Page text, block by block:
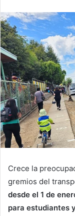
Crece la
gremios del
desde el 1 de
para estudiantes